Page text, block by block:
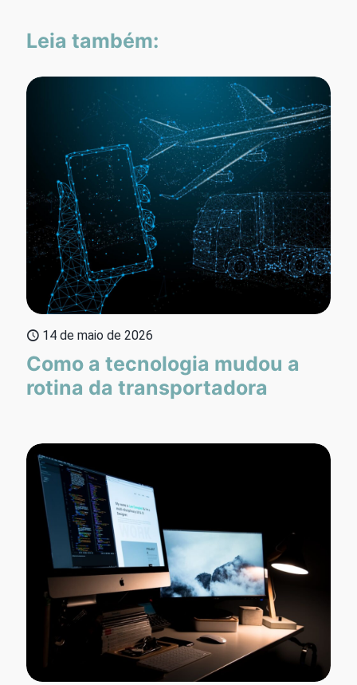
Leia também:
14 de maio de 2026
Como a tecnologia mudou a
rotina da transportadora